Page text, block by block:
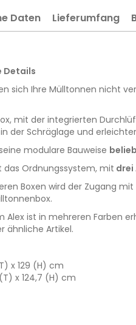
Details
sich Ihre Mülltonnen nicht
mit der integrierten
der Schräglage und
modulare Bauweise
das Ordnungssystem, mit drei
Boxen wird der Zugang
Alex ist in mehreren Farben
ähnliche Artikel.
x 129 (H) cm
x 124,7 (H) cm
Daten Lieferumfang